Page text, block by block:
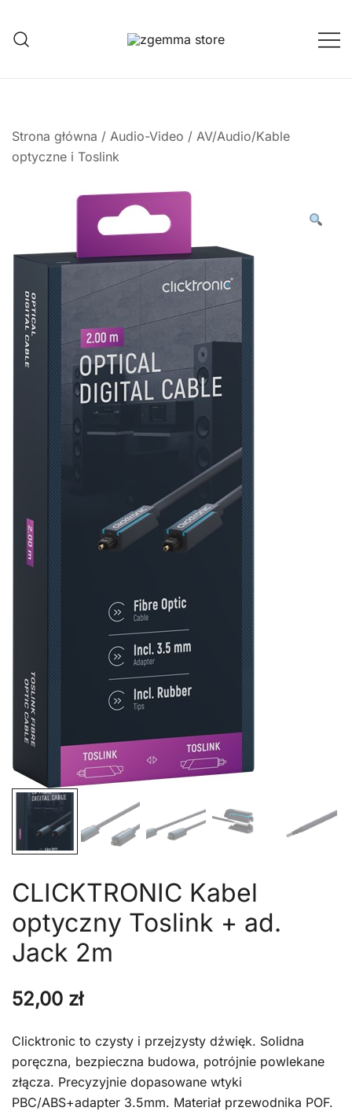
treści
Strona główna / Audio-Video / AV/Audio/Kable
optyczne i Toslink
CLICKTRONIC Kabel
optyczny Toslink + ad.
Jack 2m
52,00 zł
Clicktronic to czysty i przejzysty dźwięk. Solidna
poręczna, bezpieczna budowa, potrójnie powlekane
złącza. Precyzyjnie dopasowane wtyki
PBC/ABS+adapter 3.5mm. Materiał przewodnika POF.